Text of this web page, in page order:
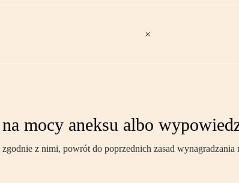
mocy aneksu albo
z nimi, powrót do poprzednich zasad